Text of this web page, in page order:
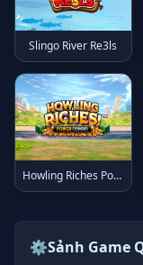
Slingo River Re3ls
Howling Riches Power Combo
⚙️Sảnh Game